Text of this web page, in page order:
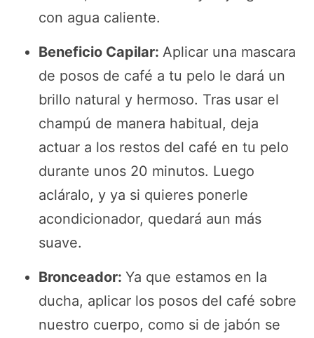
con agua caliente.
Beneficio Capilar: Aplicar una mascara
de posos de café a tu pelo le dará un
brillo natural y hermoso. Tras usar el
champú de manera habitual, deja
actuar a los restos del café en tu pelo
durante unos 20 minutos. Luego
acláralo, y ya si quieres ponerle
acondicionador, quedará aun más
suave.
Bronceador: Ya que estamos en la
ducha, aplicar los posos del café sobre
nuestro cuerpo, como si de jabón se